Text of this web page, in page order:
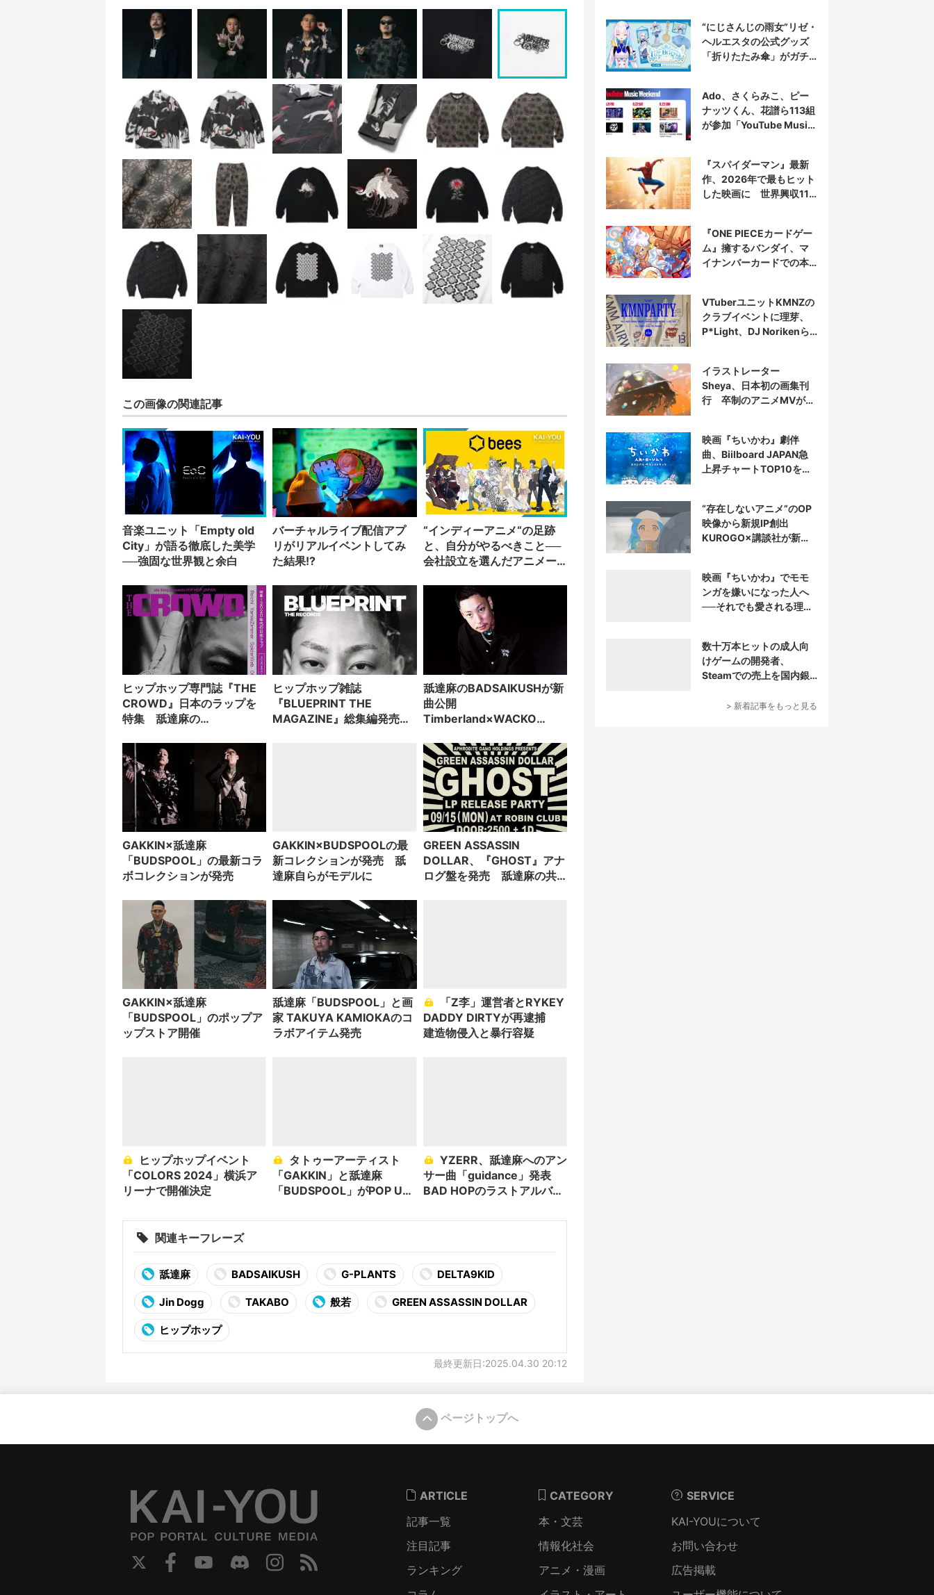
この画像の関連記事
音楽ユニット「Empty old
City」が語る徹底した美学
──強固な世界観と余白
バーチャルライブ配信アプ
リがリアルイベントしてみ
た結果!?
“インディーアニメ“の足跡
と、自分がやるべきこと──
会社設立を選んだアニメー
ヒップホップ専門誌『THE
CROWD』日本のラップを
特集 舐達麻の
ヒップホップ雑誌
『BLUEPRINT THE
MAGAZINE』総集編発売
舐達麻のBADSAIKUSHが新
曲公開
Timberland×WACKO
GAKKIN×舐達麻
「BUDSPOOL」の最新コラ
ボコレクションが発売
GAKKIN×BUDSPOOLの最
新コレクションが発売 舐
達麻自らがモデルに
GREEN ASSASSIN
DOLLAR、『GHOST』アナ
ログ盤を発売 舐達麻の共
GAKKIN×舐達麻
「BUDSPOOL」のポップア
ップストア開催
舐達麻「BUDSPOOL」と画
家 TAKUYA KAMIOKAのコ
ラボアイテム発売
DADDY DIRTYが再逮捕
建造物侵入と暴行容疑
「COLORS 2024」横浜ア
リーナで開催決定
「GAKKIN」と舐達麻
「BUDSPOOL」がPOP UP
サー曲「guidance」発表
BAD HOPのラストアルバム
関連キーフレーズ
舐達麻 BADSAIKUSH G-PLANTS DELTA9KID
Jin Dogg TAKABO 般若 GREEN ASSASSIN DOLLAR
ヒップホップ
最終更新日:2025.04.30 20:12
“にじさんじの雨女”リゼ・
ヘルエスタの公式グッズ
「折りたたみ傘」がガチ
Ado、さくらみこ、ピー
ナッツくん、花譜ら113組
が参加「YouTube Music
『スパイダーマン』最新
作、2026年で最もヒット
した映画に 世界興収11
『ONE PIECEカードゲー
ム』擁するバンダイ、マ
イナンバーカードでの本
VTuberユニットKMNZの
クラブイベントに理芽、
P*Light、DJ Norikenら
イラストレーター
Sheya、日本初の画集刊
行 卒制のアニメMVが話
映画『ちいかわ』劇伴
曲、Biilboard JAPAN急
上昇チャートTOP10を半
“存在しないアニメ”のOP
映像から新規IP創出
KUROGO×講談社が新プ
映画『ちいかわ』でモモ
ンガを嫌いになった人へ
──それでも愛される理由
数十万本ヒットの成人向
けゲームの開発者、
Steamでの売上を国内銀
> 新着記事をもっと見る
ページトップへ
ARTICLE
記事一覧
注目記事
ランキング
CATEGORY
本・文芸
情報化社会
アニメ・漫画
SERVICE
KAI-YOUについて
お問い合わせ
広告掲載